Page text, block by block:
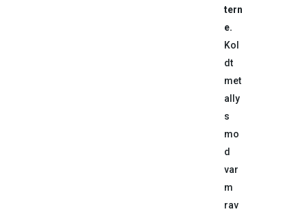
tern
e.
Kol
dt
met
ally
s
mo
d
var
m
rav